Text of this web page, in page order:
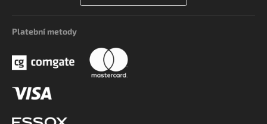
Platební metody